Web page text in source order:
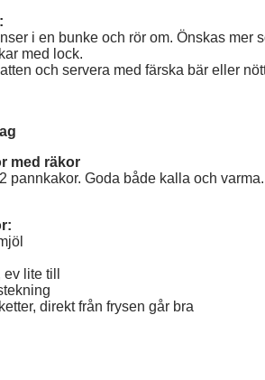
i en bunke och rör om. Önskas mer
med lock.
och servera med färska bär eller
med räkor
pannkakor. Goda både kalla och varma.
lite till
direkt från frysen går bra